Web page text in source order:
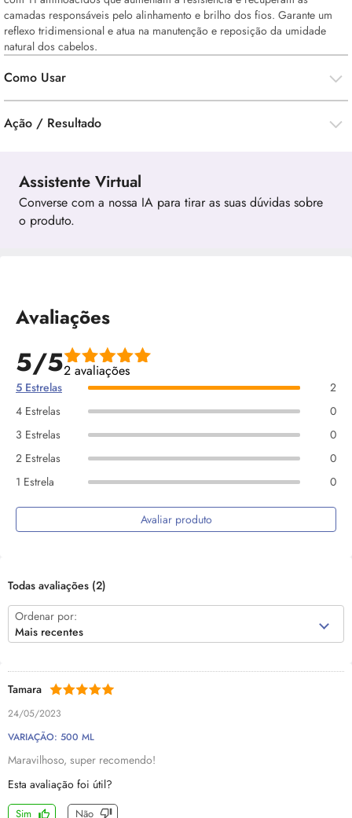
camadas responsáveis pelo alinhamento e brilho dos fios. Garante um
reflexo tridimensional e atua na manutenção e reposição da umidade
natural dos cabelos.
Como Usar
Ação / Resultado
Assistente Virtual
Converse com a nossa IA para tirar as suas dúvidas sobre
o produto.
Avaliações
5/52 avaliações
5 Estrelas
2
4 Estrelas
0
3 Estrelas
0
2 Estrelas
0
1 Estrela
0
Avaliar produto
Todas avaliações (2)
Ordenar por:
Mais recentes
Tamara
24/05/2023
VARIAÇÃO: 500 ML
Maravilhoso, super recomendo!
Esta avaliação foi útil?
Sim Não